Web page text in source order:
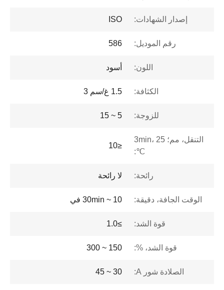
إصدار الشهادات: ISO
رقم الموديل: 586
اللون: أسود
الكثافة: 1.5 غ/سم 3
للزوجة: 5 ~ 15
التنقل، مم؛ 3min، 25
℃:
≤10
رائحة: لا رائحة
الوقت الجافة، دقيقة: 10 ~ 30min في
قوة الشد: ≥1.0
قوة الشد، %: 150 ~ 300
الصلادة شور A: 30 ~ 45